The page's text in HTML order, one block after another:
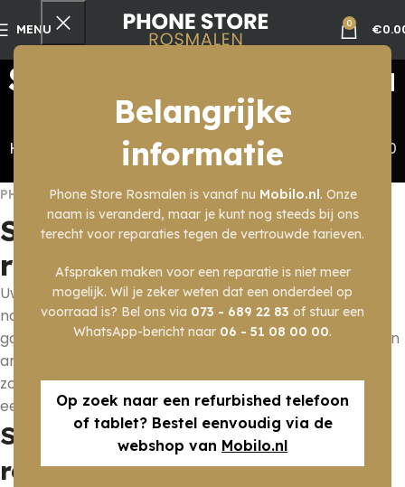
Belangrijke
informatie
Phone Store Rosmalen is vanaf nu Mobilo.nl. Onze
naam is veranderd, maar je kunt nog steeds bij ons
terecht voor reparaties tegen de vertrouwde tarieven.
Afspraken maken voor een reparatie is niet meer
mogelijk. Wil je zeker weten dat een onderdeel op
voorraad is? Bel ons via 073 - 689 22 83 of stuur een
WhatsApp-bericht naar 06 - 51 08 00 00.
Op zoek naar een refurbished telefoon
of tablet? Bestel eenvoudig via de
webshop van Mobilo.nl
MENU 0 €
Samsung Tab S10 Ultra
reparatie
Home Reparaties Tablet Reparatie Samsung Tab S10
Ultra reparatie
PHONE STORE ROSMALEN
Samsung Tab S10 Ultra
reparatie
Uw Samsung Tab S10 Ultra heeft een reparatiebeurt
nodig? Dan bent u bij Phone Store Rosmalen aan het
goede adres. Met jarenlange ervaring weten wij als geen
ander hoe wij uw Samsung Tab S10 Ultra reparatie
zorgvuldig moeten uitvoeren. Daarnaast hanteren wij
eerlijke, transparantie prijzen.
Samsung Tab S10 Ultra
reparatie prijzen